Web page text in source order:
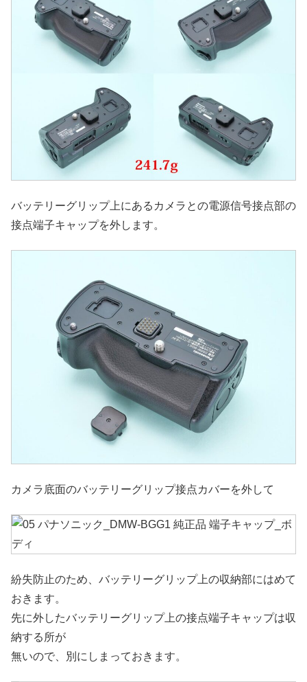
バッテリーグリップ上にあるカメラとの電源信号接点部の
接点端子キャップを外します。
カメラ底面のバッテリーグリップ接点カバーを外して
紛失防止のため、バッテリーグリップ上の収納部にはめて
おきます。
先に外したバッテリーグリップ上の接点端子キャップは収
納する所が
無いので、別にしまっておきます。